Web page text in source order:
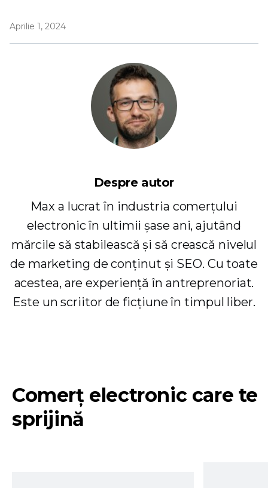
Aprilie 1, 2024
Despre autor
Max a lucrat în industria comerțului
electronic în ultimii șase ani, ajutând
mărcile să stabilească și să crească nivelul
de marketing de conținut și SEO. Cu toate
acestea, are experiență în antreprenoriat.
Este un scriitor de ficțiune în timpul liber.
Comerț electronic care te
sprijină